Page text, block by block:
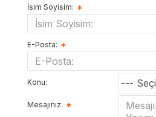
İsim Soyisim:
E-Posta:
Konu:
Mesajınız: